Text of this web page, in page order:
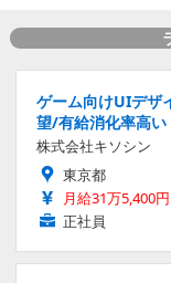
ゲーム向けUIデザ
望/有給消化率高
株式会社キソシン
東京都
月給31万5,400
正社員